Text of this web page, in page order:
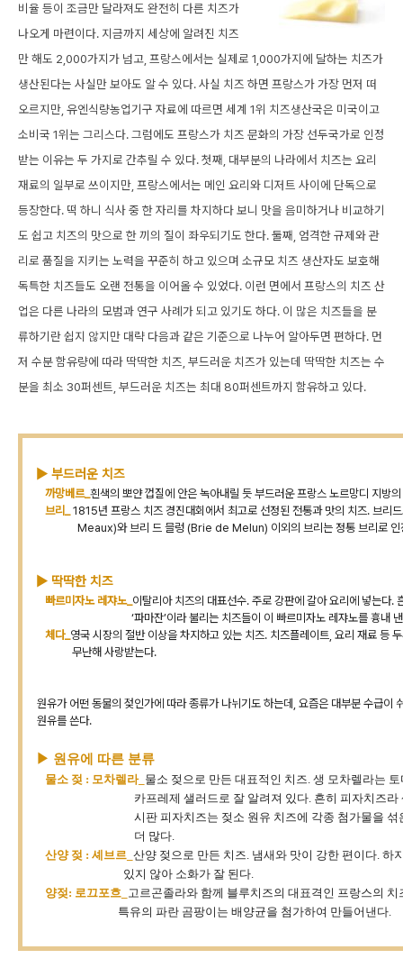
비율 등이 조금만 달라져도 완전히 다른 치즈가
나오게 마련이다. 지금까지 세상에 알려진 치즈
만 해도 2,000가지가 넘고, 프랑스에서는 실제로 1,000가지에 달하는 치즈가
생산된다는 사실만 보아도 알 수 있다. 사실 치즈 하면 프랑스가 가장 먼저 떠
오르지만, 유엔식량농업기구 자료에 따르면 세계 1위 치즈생산국은 미국이고
소비국 1위는 그리스다. 그럼에도 프랑스가 치즈 문화의 가장 선두국가로 인정
받는 이유는 두 가지로 간추릴 수 있다. 첫째, 대부분의 나라에서 치즈는 요리
재료의 일부로 쓰이지만, 프랑스에서는 메인 요리와 디저트 사이에 단독으로
등장한다. 떡 하니 식사 중 한 자리를 차지하다 보니 맛을 음미하거나 비교하기
도 쉽고 치즈의 맛으로 한 끼의 질이 좌우되기도 한다. 둘째, 엄격한 규제와 관
리로 품질을 지키는 노력을 꾸준히 하고 있으며 소규모 치즈 생산자도 보호해
독특한 치즈들도 오랜 전통을 이어올 수 있었다. 이런 면에서 프랑스의 치즈 산
업은 다른 나라의 모범과 연구 사례가 되고 있기도 하다. 이 많은 치즈들을 분
류하기란 쉽지 않지만 대략 다음과 같은 기준으로 나누어 알아두면 편하다. 먼
저 수분 함유량에 따라 딱딱한 치즈, 부드러운 치즈가 있는데 딱딱한 치즈는 수
분을 최소 30퍼센트, 부드러운 치즈는 최대 80퍼센트까지 함유하고 있다.
▶ 부드러운 치즈
까망베르_흰색의 뽀얀 껍질에 안은 녹아내릴 듯 부드러운 프랑스 노르망디 지방
브리_1815년 프랑스 치즈 경진대회에서 최고로 선정된 전통과 맛의 치즈. 브리
Meaux)와 브리 드 믈렁 (Brie de Melun) 이외의 브리는 정통 브리로 인
▶ 딱딱한 치즈
빠르미자노 레쟈노_이탈리아 치즈의 대표선수. 주로 강판에 갈아 요리에 넣는다.
‘파마잔’이라 불리는 치즈들이 이 빠르미자노 레쟈노를 흉내 낸
체다_영국 시장의 절반 이상을 차지하고 있는 치즈. 치즈플레이트, 요리 재료 등
무난해 사랑받는다.
원유가 어떤 동물의 젖인가에 따라 종류가 나뉘기도 하는데, 요즘은 대부분 수급이
원유를 쓴다.
▶ 원유에 따른 분류
물소 젖 : 모차렐라_ 물소 젖으로 만든 대표적인 치즈. 생 모차렐라는
카프레제 샐러드로 잘 알려져 있다. 흔히 피자치즈라 생
시판 피자치즈는 젖소 원유 치즈에 각종 첨가물을 섞은
더 많다.
산양 젖 : 셰브르_ 산양 젖으로 만든 치즈. 냄새와 맛이 강한 편이다. 하
있지 않아 소화가 잘 된다.
양젖: 로끄포흐_ 고르곤졸라와 함께 블루치즈의 대표격인 프랑스의
특유의 파란 곰팡이는 배양균을 첨가하여 만들어낸다.